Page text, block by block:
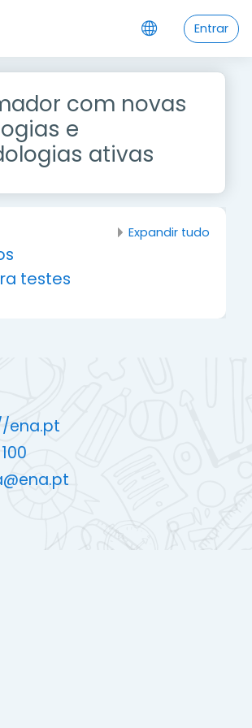
Entrar
com novas
e
ativas
Expandir tudo
testes
ena.pt